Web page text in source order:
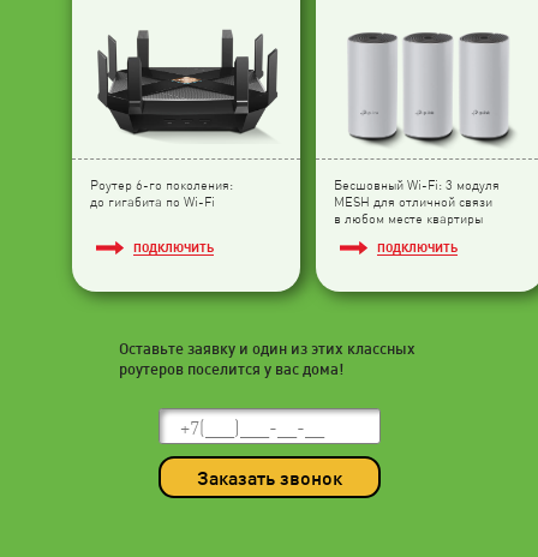
Роутер 6-го поколения:
до гигабита по Wi-Fi
ПОДКЛЮЧИТЬ
Бесшовный Wi-Fi: 3 модуля
МESH для отличной связи
в любом месте квартиры
ПОДКЛЮЧИТЬ
Оставьте заявку и один из этих классных
роутеров поселится у вас дома!
Заказать звонок